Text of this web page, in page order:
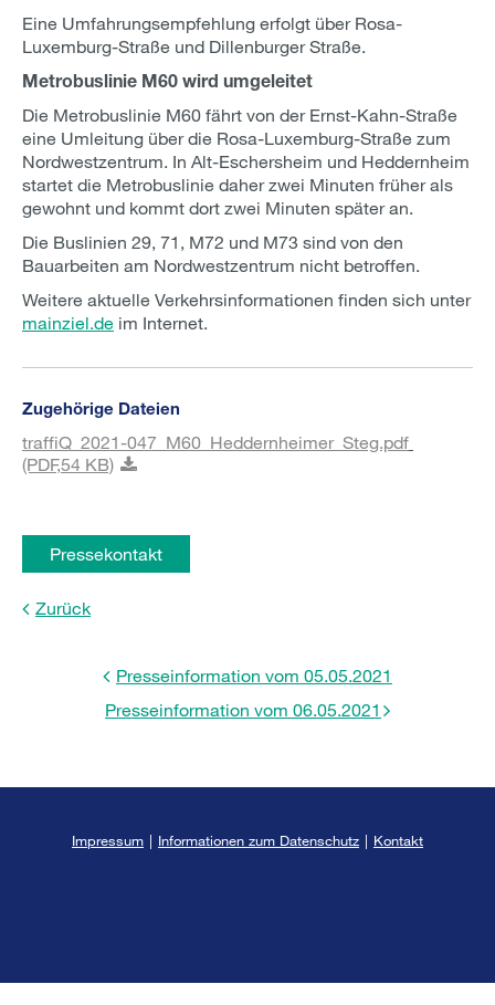
Eine Umfahrungsempfehlung erfolgt über Rosa-
Luxemburg-Straße und Dillenburger Straße.
Metrobuslinie M60 wird umgeleitet
Die Metrobuslinie M60 fährt von der Ernst-Kahn-Straße
eine Umleitung über die Rosa-Luxemburg-Straße zum
Nordwestzentrum. In Alt-Eschersheim und Heddernheim
startet die Metrobuslinie daher zwei Minuten früher als
gewohnt und kommt dort zwei Minuten später an.
Die Buslinien 29, 71, M72 und M73 sind von den
Bauarbeiten am Nordwestzentrum nicht betroffen.
Weitere aktuelle Verkehrsinformationen finden sich unter
mainziel.de im Internet.
Zugehörige Dateien
traffiQ_2021-047_M60_Heddernheimer_Steg.pdf
(PDF,54 KB)
Pressekontakt
Zurück
Presseinformation vom 05.05.2021
Presseinformation vom 06.05.2021
Impressum | Informationen zum Datenschutz | Kontakt